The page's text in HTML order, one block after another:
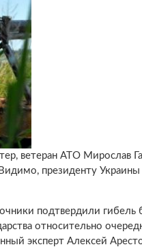
ветеран АТО Мирослав
президенту
подтвердили
относительно
эксперт Алексей